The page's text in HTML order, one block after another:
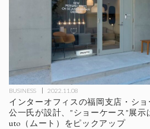
BUSINESS 2022.11.08
インターオフィスの福岡支店・シ
公一氏が設計、"ショーケース"展
uto（ムート）をピックアップ